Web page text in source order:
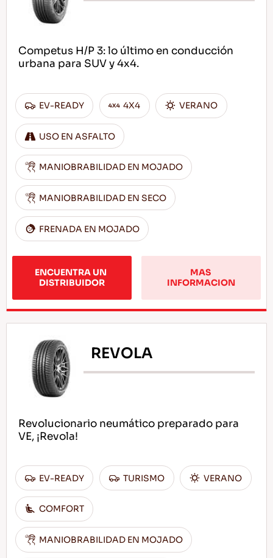
Consejos Para conducir En La Nieve
Competus H/P 3: lo último en conducción
urbana para SUV y 4x4.
EV-READY 4X4 VERANO
USO EN ASFALTO
MANIOBRABILIDAD EN MOJADO
MANIOBRABILIDAD EN SECO
FRENADA EN MOJADO
ENCUENTRA UN
DISTRIBUIDOR
MAS
INFORMACION
REVOLA
Revolucionario neumático preparado para
VE, ¡Revola!
EV-READY TURISMO VERANO
COMFORT
MANIOBRABILIDAD EN MOJADO